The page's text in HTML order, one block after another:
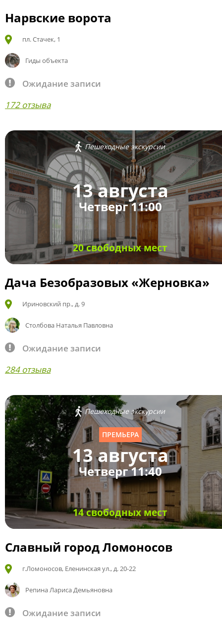
Нарвские ворота
пл. Стачек, 1
Гиды объекта
Ожидание записи
172 отзыва
Пешеходные экскурсии
13 августа
Четверг 11:00
20 свободных мест
Дача Безобразовых «Жерновка»
Ириновский пр., д. 9
Столбова Наталья Павловна
Ожидание записи
284 отзыва
Пешеходные экскурсии
ПРЕМЬЕРА
13 августа
Четверг 11:40
14 свободных мест
Славный город Ломоносов
г.Ломоносов, Еленинская ул., д. 20-22
Репина Лариса Демьяновна
Ожидание записи